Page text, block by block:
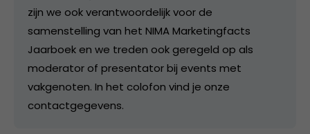
zijn we ook verantwoordelijk voor de
samenstelling van het NIMA Marketingfacts
Jaarboek en we treden ook geregeld op als
moderator of presentator bij events met
vakgenoten. In het colofon vind je onze
contactgegevens.